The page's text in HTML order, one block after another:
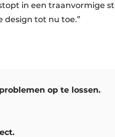
in een traanvormige
design tot nu toe.”
op te lossen.